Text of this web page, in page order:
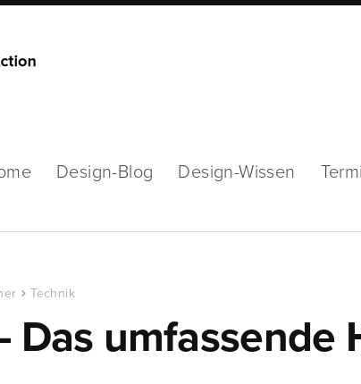
Design-Blog Design-Wissen
Technik
Das umfassende